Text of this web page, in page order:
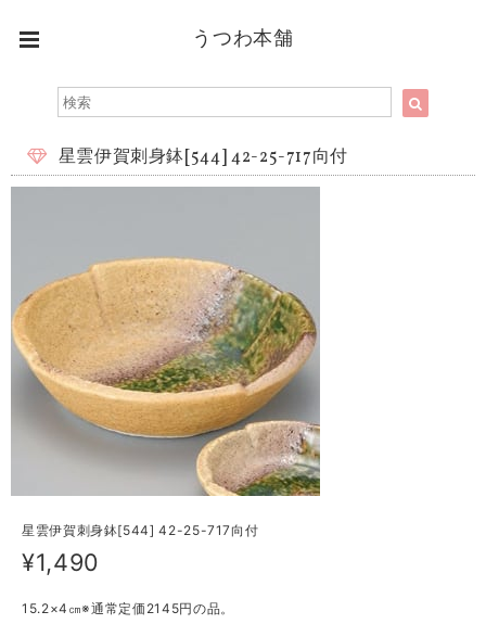
うつわ本舗
星雲伊賀刺身鉢[544] 42-25-717向付
星雲伊賀刺身鉢[544] 42-25-717向付
¥1,490
15.2×4㎝※通常定価2145円の品。